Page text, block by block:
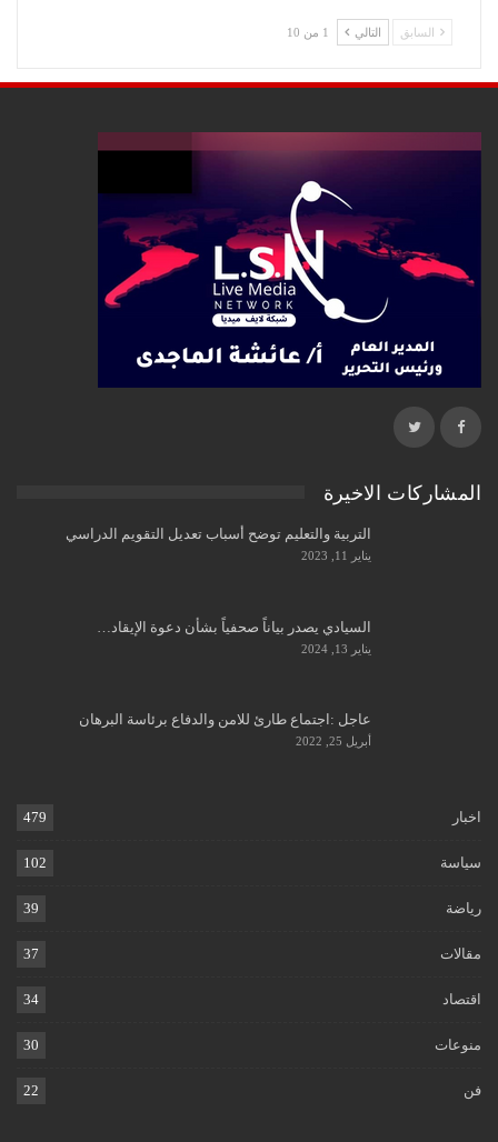
السابق التالي 1 من 10
المشاركات الاخيرة
التربية والتعليم توضح أسباب تعديل التقويم الدراسي
يناير 11, 2023
السيادي يصدر بياناً صحفياً بشأن دعوة الإيقاد…
يناير 13, 2024
عاجل :اجتماع طارئ للامن والدفاع برئاسة البرهان
أبريل 25, 2022
اخبار 479
سياسة 102
رياضة 39
مقالات 37
اقتصاد 34
منوعات 30
فن 22